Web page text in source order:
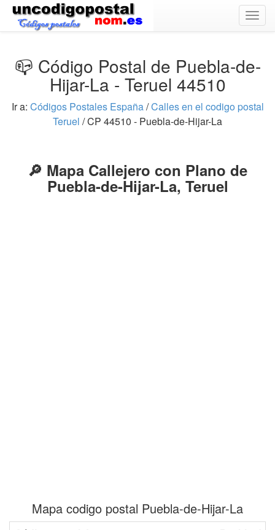
📪 Código Postal de Puebla-de-
Hijar-La - Teruel 44510
Ir a: Códigos Postales España/Calles en el codigo postal
Teruel / CP 44510 - Puebla-de-Hijar-La
🔎 Mapa Callejero con Plano de
Puebla-de-Hijar-La, Teruel
Mapa codigo postal Puebla-de-Hijar-La